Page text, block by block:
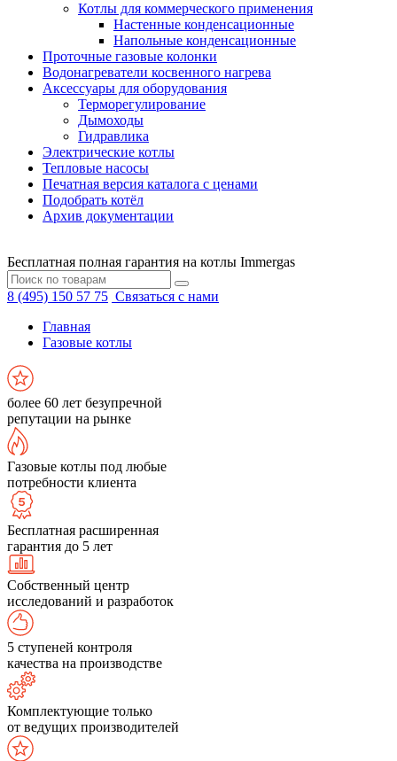
Котлы для коммерческого применения
Настенные конденсационные
Напольные конденсационные
Проточные газовые колонки
Водонагреватели косвенного нагрева
Аксессуары для оборудования
Терморегулирование
Дымоходы
Гидравлика
Электрические котлы
Тепловые насосы
Печатная версия каталога с ценами
Подобрать котёл
Архив документации
Бесплатная полная гарантия на котлы Immergas
8 (495) 150 57 75 Связаться с нами
Главная
Газовые котлы
более 60 лет безупречной
репутации на рынке
Газовые котлы под любые
потребности клиента
Бесплатная расширенная
гарантия до 5 лет
Собственный центр
исследований и разработок
5 ступеней контроля
качества на производстве
Комплектующие только
от ведущих производителей